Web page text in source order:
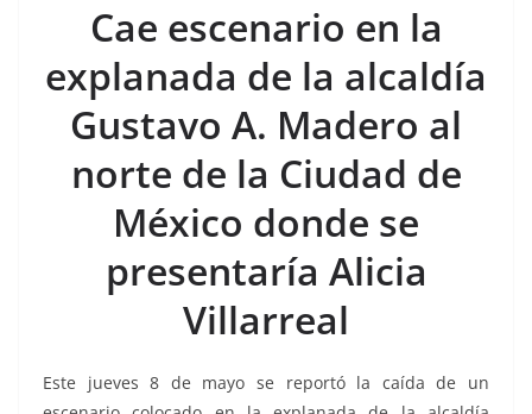
c
e
b
o
o
itt
er
ai
l
at
s
A
p
p
p
y
Li
n
k
e
gr
a
m
ar
e
Cae escenario en la
explanada de la alcaldía
Gustavo A. Madero al
norte de la Ciudad de
México donde se
presentaría Alicia
Villarreal
Este jueves 8 de mayo se reportó la caída de un